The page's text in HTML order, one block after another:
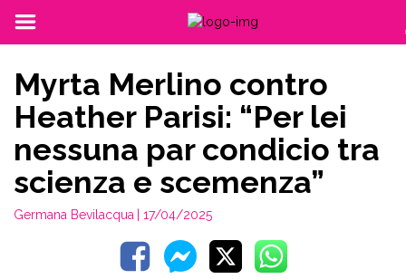
Myrta Merlino contro
Heather Parisi: “Per lei
nessuna par condicio tra
scienza e scemenza”
Germana Bevilacqua | 17/04/2025